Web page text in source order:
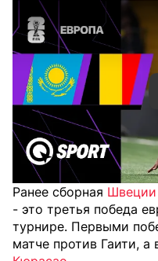
Ранее сборная Швеции
- это третья победа
турнире. Первыми
матче против Гаити,